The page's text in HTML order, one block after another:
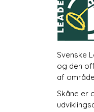
Svenske
og den
af
Skåne er